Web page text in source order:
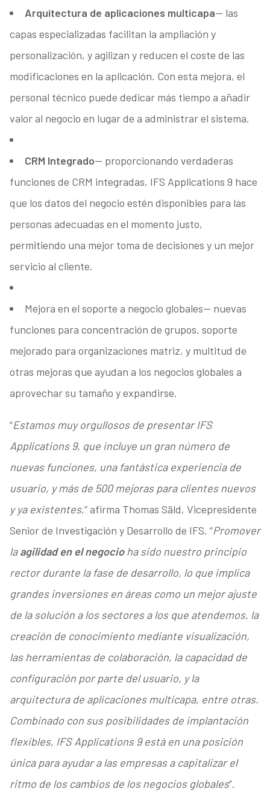
Arquitectura de aplicaciones multicapa— las
capas especializadas facilitan la ampliación y
personalización, y agilizan y reducen el coste de las
modificaciones en la aplicación. Con esta mejora, el
personal técnico puede dedicar más tiempo a añadir
valor al negocio en lugar de a administrar el sistema.
CRM Integrado— proporcionando verdaderas
funciones de CRM integradas, IFS Applications 9 hace
que los datos del negocio estén disponibles para las
personas adecuadas en el momento justo,
permitiendo una mejor toma de decisiones y un mejor
servicio al cliente.
Mejora en el soporte a negocio globales— nuevas
funciones para concentración de grupos, soporte
mejorado para organizaciones matriz, y multitud de
otras mejoras que ayudan a los negocios globales a
aprovechar su tamaño y expandirse.
“Estamos muy orgullosos de presentar IFS
Applications 9, que incluye un gran número de
nuevas funciones, una fantástica experiencia de
usuario, y más de 500 mejoras para clientes nuevos
y ya existentes,” afirma Thomas Säld, Vicepresidente
Senior de Investigación y Desarrollo de IFS. “Promover
laagilidad en el negocioha sido nuestro principio
rector durante la fase de desarrollo, lo que implica
grandes inversiones en áreas como un mejor ajuste
de la solución a los sectores a los que atendemos, la
creación de conocimiento mediante visualización,
las herramientas de colaboración, la capacidad de
configuración por parte del usuario, y la
arquitectura de aplicaciones multicapa, entre otras.
Combinado con sus posibilidades de implantación
flexibles, IFS Applications 9 está en una posición
única para ayudar a las empresas a capitalizar el
ritmo de los cambios de los negocios globales”.